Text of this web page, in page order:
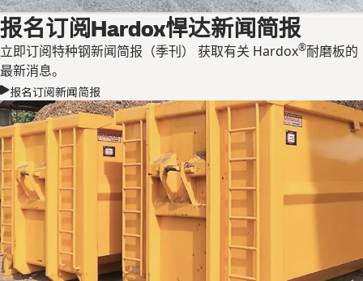
报名订阅Hardox悍达新闻简报
立即订阅特种钢新闻简报（季刊） 获取有关 Hardox®耐磨板的
最新消息。
报名订阅新闻简报